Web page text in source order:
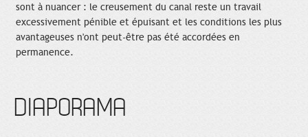
sont à nuancer : le creusement du canal reste un travail
excessivement pénible et épuisant et les conditions les plus
avantageuses n'ont peut-être pas été accordées en
permanence.
DIAPORAMA